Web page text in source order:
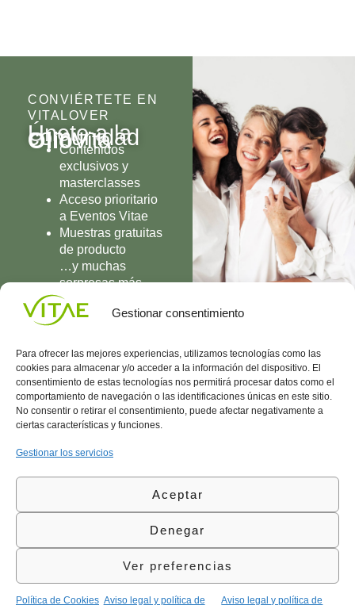
Gestionar consentimiento
Para ofrecer las mejores experiencias, utilizamos tecnologías como las
cookies para almacenar y/o acceder a la información del dispositivo. El
consentimiento de estas tecnologías nos permitirá procesar datos como el
comportamiento de navegación o las identificaciones únicas en este sitio.
No consentir o retirar el consentimiento, puede afectar negativamente a
ciertas características y funciones.
Gestionar los servicios
Aceptar
Denegar
Ver preferencias
Política de Cookies Aviso legal y política de
Aviso legal y política de
CONVIÉRTETE EN
VITALOVER
Únete a la
comunidad
OlioVita
Contenidos
exclusivos y
masterclasses
Acceso prioritario
a Eventos Vitae
Muestras gratuitas
de producto
…y muchas
sorpresas más
UNIRME
Conocenos
Vitae
l
Área
Política
de
Política
Calidad
(+34)
935
©Vitae Health Innovation S.L. Todos los derechos